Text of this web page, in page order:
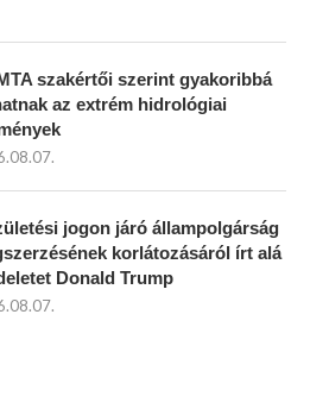
szakértői szerint gyakoribbá
az extrém hidrológiai
jogon járó állampolgárság
korlátozásáról írt alá
Donald Trump